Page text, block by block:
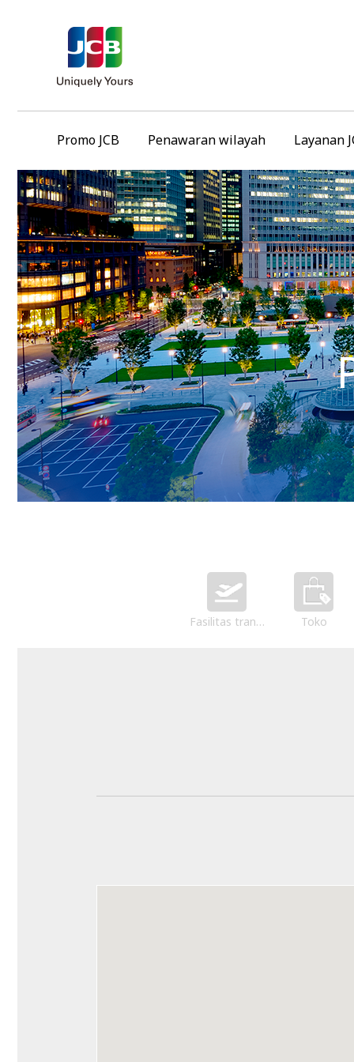
Promo JCB Penawaran wilayah Layanan
Fasilitas transportasi Toko